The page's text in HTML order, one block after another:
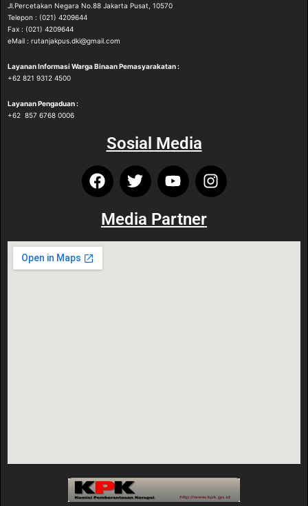
Jl.Percetakan Negara No.88 Jakarta Pusat, 10570
Telepon : (021) 4209644
Fax : (021) 4209644
eMail : rutanjakpus.dki@gmail.com
Layanan Informasi Warga Binaan Pemasyarakatan :
‪+62 821 9312 4500‬
Layanan Pengaduan :
‪+62 857 6768 0006
Sosial Media
Media Partner